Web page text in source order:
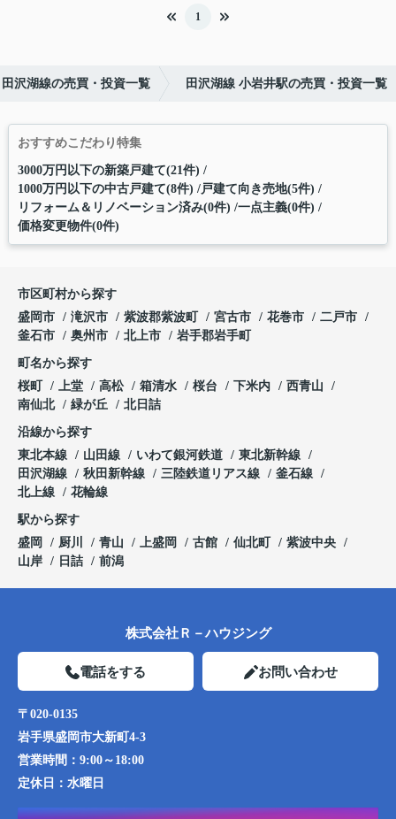
1
田沢湖線の売買・投資一覧 田沢湖線 小岩井駅の売買・投資一覧
おすすめこだわり特集
3000万円以下の新築戸建て(21件)
1000万円以下の中古戸建て(8件) 戸建て向き売地(5件)
リフォーム＆リノベーション済み(0件) 一点主義(0件)
価格変更物件(0件)
市区町村から探す
盛岡市
滝沢市 紫波郡紫波町 宮古市 花巻市
二戸市
釜石市
奥州市 北上市 岩手郡岩手町
町名から探す
桜町
上堂 高松 箱清水 桜台 下米内
西青山
南仙北
緑が丘 北日詰
沿線から探す
東北本線
山田線 いわて銀河鉄道
東北新幹線
田沢湖線
秋田新幹線 三陸鉄道リアス線
釜石線
北上線
花輪線
駅から探す
盛岡
厨川 青山 上盛岡 古館 仙北町
紫波中央
山岸
日詰 前潟
株式会社Ｒ－ハウジング
電話をする お問い合わせ
〒020-0135
岩手県盛岡市大新町4-3
営業時間： 9:00～18:00
定休日： 水曜日